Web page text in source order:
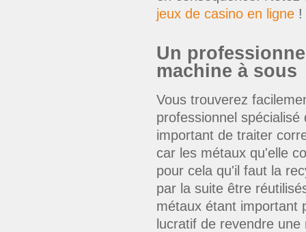
jeux de casino en ligne !
Un
machine à sous
Vous trouverez
professionnel
important de traiter
car les métaux qu'elle
pour cela qu'il faut la
par la suite être
métaux étant important
lucratif de revendre